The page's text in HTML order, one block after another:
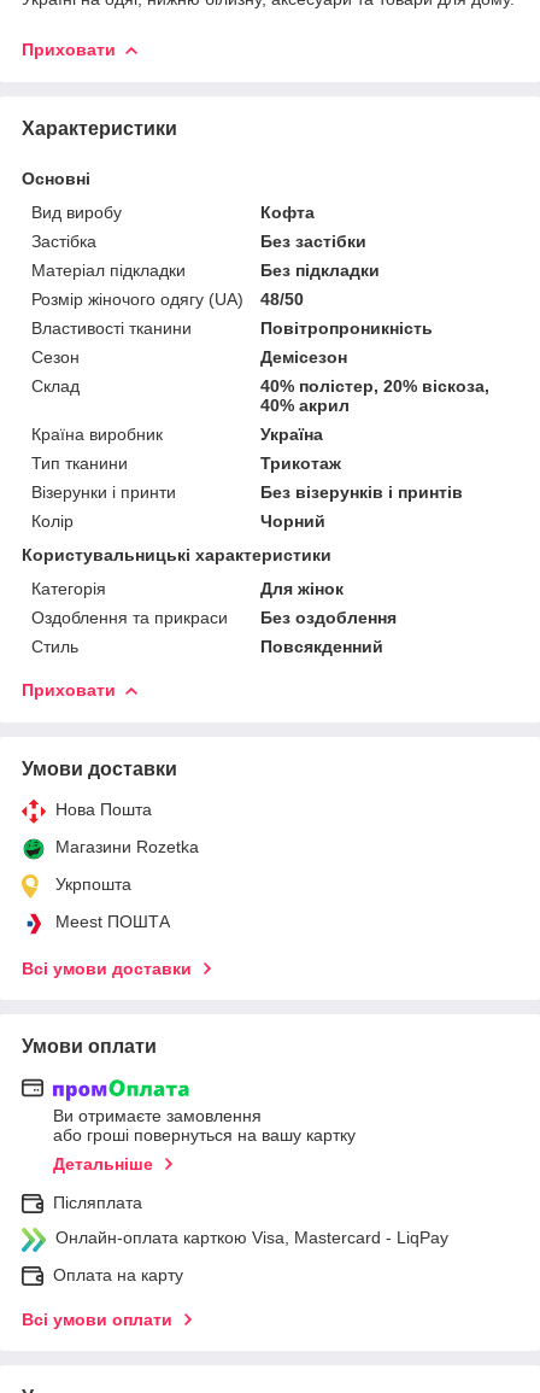
Приховати
Характеристики
Основні
Вид виробу
Кофта
Застібка
Без застібки
Матеріал підкладки
Без підкладки
Розмір жіночого одягу (UA)
48/50
Властивості тканини
Повітропроникність
Сезон
Демісезон
Склад
40% полістер, 20% віскоза,
40% акрил
Країна виробник
Україна
Тип тканини
Трикотаж
Візерунки і принти
Без візерунків і принтів
Колір
Чорний
Користувальницькі характеристики
Категорія
Для жінок
Оздоблення та прикраси
Без оздоблення
Стиль
Повсякденний
Приховати
Умови доставки
Нова Пошта
Магазини Rozetka
Укрпошта
Meest ПОШТА
Всі умови доставки
Умови оплати
Ви отримаєте замовлення
або гроші повернуться на вашу картку
Детальніше
Післяплата
Онлайн-оплата карткою Visa, Mastercard - LiqPay
Оплата на карту
Всі умови оплати